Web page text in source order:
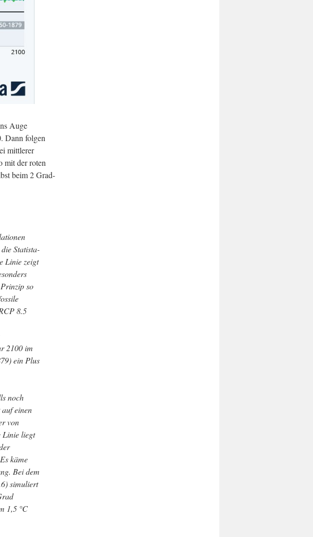
Auge
Dann folgen
mittlerer
mit der roten
beim 2 Grad-
Statista-
Linie zeigt
so
8.5
2100 im
ein Plus
noch
einen
von
Linie liegt
käme
Bei dem
simuliert
1,5 °C